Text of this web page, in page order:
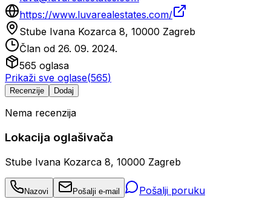
https://www.luvarealestates.com/
Stube Ivana Kozarca 8, 10000 Zagreb
Član od 26. 09. 2024.
565 oglasa
Prikaži sve oglase(565)
Recenzije Dodaj
Nema recenzija
Lokacija oglašivača
Stube Ivana Kozarca 8, 10000 Zagreb
Nazovi Pošalji e-mail Pošalji poruku